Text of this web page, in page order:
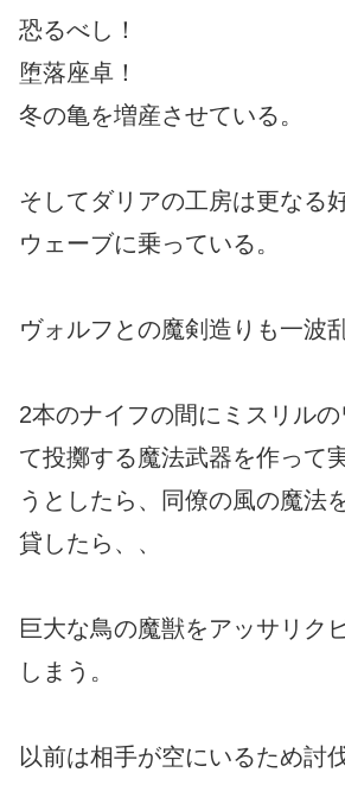
恐るべし！
堕落座卓！
冬の亀を増産させている。
そしてダリアの工房は更なる
ウェーブに乗っている。
ヴォルフとの魔剣造りも一波
2本のナイフの間にミスリル
て投擲する魔法武器を作って
うとしたら、同僚の風の魔法
貸したら、、
巨大な鳥の魔獣をアッサリク
しまう。
以前は相手が空にいるため討